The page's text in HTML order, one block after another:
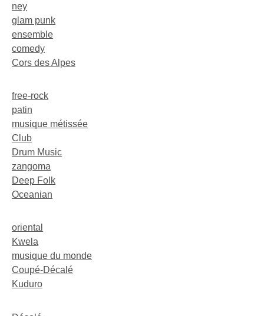
ney
glam punk
ensemble
comedy
Cors des Alpes
free-rock
patin
musique métissée
Club
Drum Music
zangoma
Deep Folk
Oceanian
oriental
Kwela
musique du monde
Coupé-Décalé
Kuduro